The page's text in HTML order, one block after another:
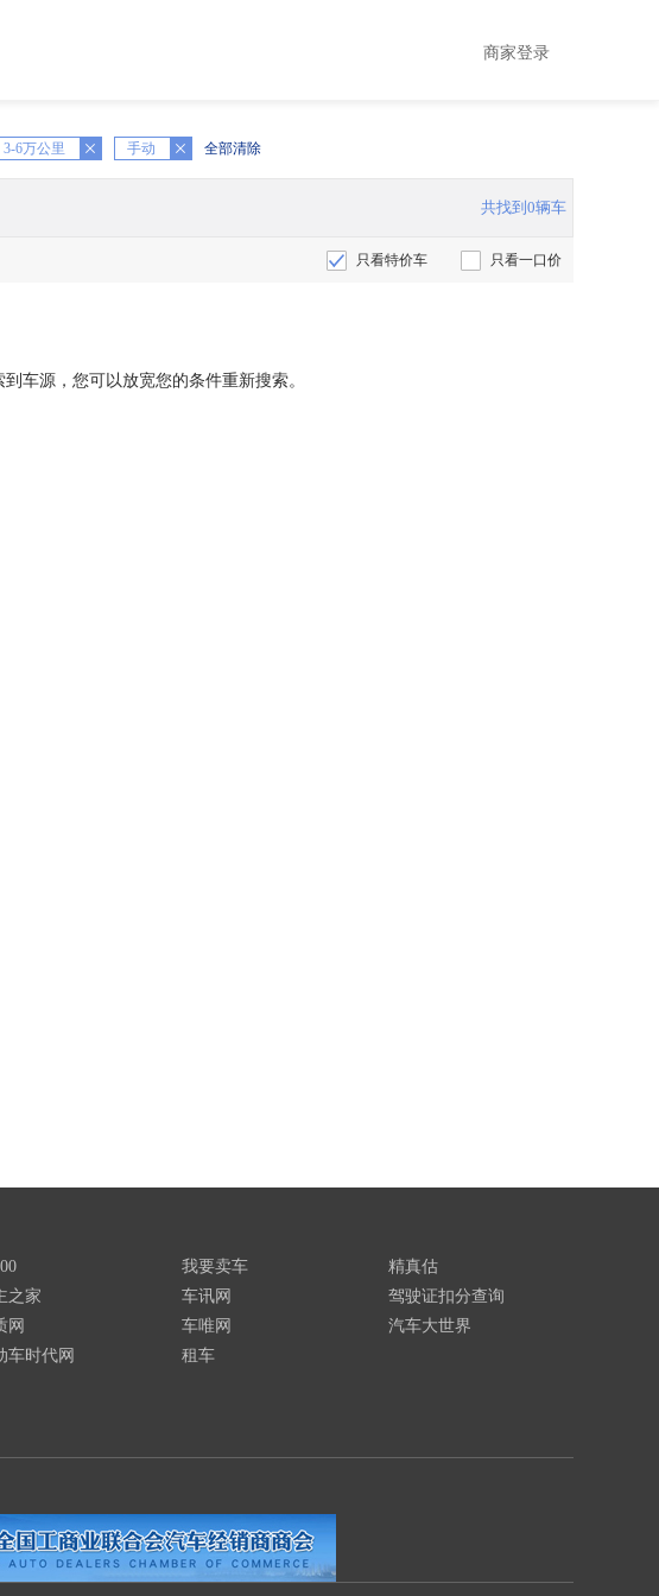
商家登录
3-6万公里 手动
X 全部清除
共找到0辆车
只看特价车 只看一口价
车源，您可以放宽您的条件重新搜索。
之家
网
车时代网
我要卖车
车讯网
车唯网
租车
精真估
驾驶证扣分查询
汽车大世界